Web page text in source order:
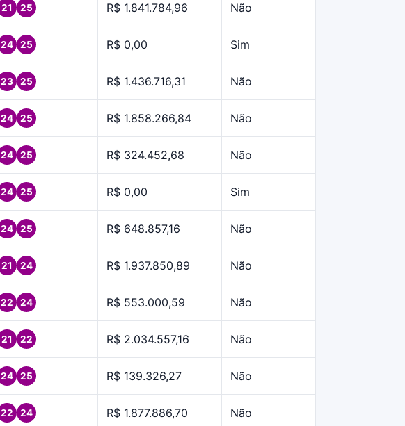
21 25 R$ 1.841.784,96 Não
24 25 R$ 0,00 Sim
23 25 R$ 1.436.716,31 Não
24 25 R$ 1.858.266,84 Não
24 25 R$ 324.452,68 Não
24 25 R$ 0,00 Sim
24 25 R$ 648.857,16 Não
21 24 R$ 1.937.850,89 Não
22 24 R$ 553.000,59 Não
21 22 R$ 2.034.557,16 Não
24 25 R$ 139.326,27 Não
22 24 R$ 1.877.886,70 Não